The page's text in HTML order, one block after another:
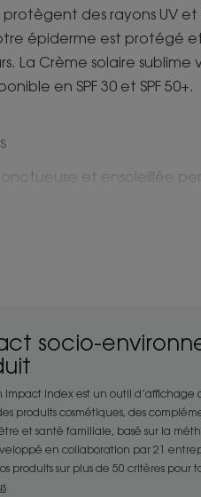
protègent des rayons UV
épiderme est protégé
La Crème solaire
en SPF 30 et SPF 50+.
et ensoleillée
riche des bienfaits
Tamanu BIO, elle hydrate
Non grasse, elle sublime
de traces blanches.
socio-
Impact Index est un outil
produits cosmétiques, des
et santé familiale, basé sur la
en collaboration par 21
produits sur plus de 50 critères pour